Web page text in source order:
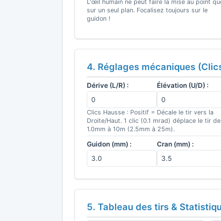
L'œil humain ne peut faire la mise au point
sur un seul plan. Focalisez toujours sur le
guidon !
4. Réglages mécaniques
Dérive (L/R) : Élévation (U/D) :
Clics Hausse : Positif = Décale le tir vers la
Droite/Haut. 1 clic (0.1 mrad) déplace le tir de
1.0mm à 10m (2.5mm à 25m).
Guidon (mm) : Cran (mm) :
5. Tableau des tirs &